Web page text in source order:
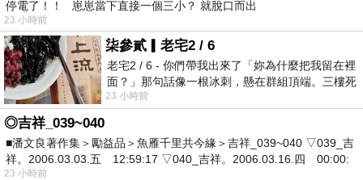
停電了！！ 崽崽當下直接一個三小？ 就脫口而出
23 小時前
柒參貳▎老宅2 / 6
老宅2 / 6 - 你們帶我出來了「妳為什麼把我留在裡
面？」那句話像一根冰刺，懸在群組頂端。三樓死
死盯著照片裡的人。那個人確實站在
23 小時前
◎吉祥_039~040
■潘文良著作集＞勵益品＞魚雁千里共今緣＞吉祥_039~040 ▽039_吉
祥。2006.03.03.五 12:59:17 ▽040_吉祥。2006.03.16.四 00:00:
23 小時前